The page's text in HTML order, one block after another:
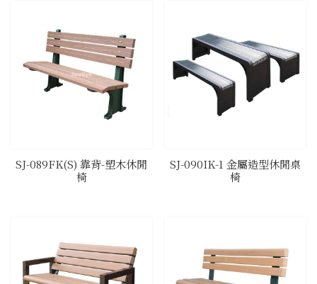
SJ-089FK(S) 靠背-塑木休閒
椅
SJ-090IK-1 金屬造型休閒桌
椅